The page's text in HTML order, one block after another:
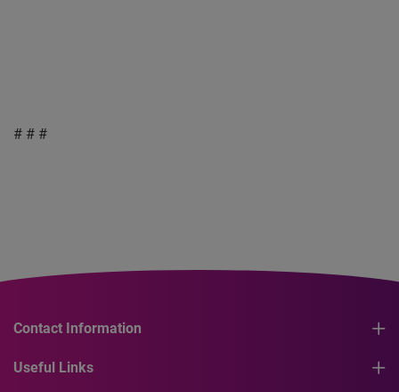
# # #
Contact Information
Useful Links